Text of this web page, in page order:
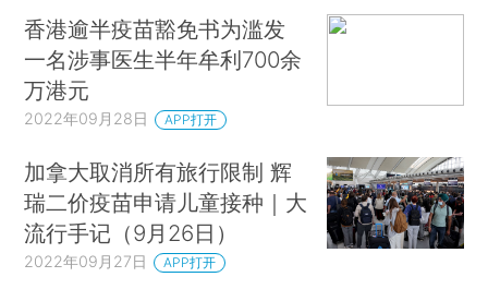
香港逾半疫苗豁免书为滥发
一名涉事医生半年牟利700余
万港元
2022年09月28日 APP打开
加拿大取消所有旅行限制 辉
瑞二价疫苗申请儿童接种｜大
流行手记（9月26日）
2022年09月27日 APP打开